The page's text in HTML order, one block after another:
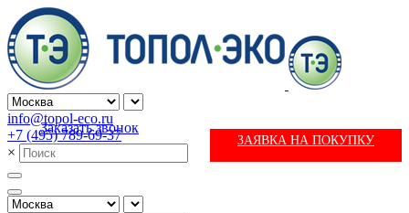
info@topol-eco.ru
+7 (495) 789-69-37
Заказать звонок
ЗАЯВКА НА ПОКУПКУ
×